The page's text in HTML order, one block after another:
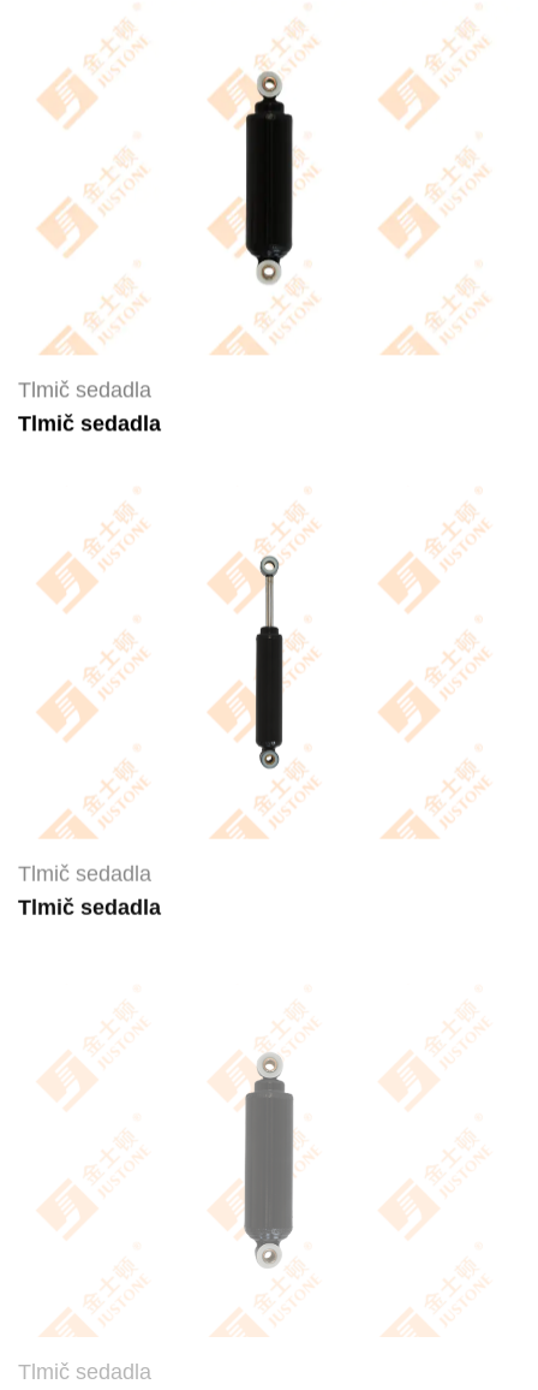
Tlmič sedadla
Tlmič sedadla
Tlmič sedadla
Tlmič sedadla